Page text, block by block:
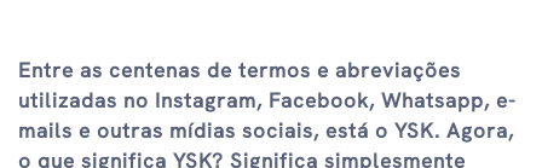
Entre as centenas de termos e abreviações
utilizadas no Instagram, Facebook, Whatsapp, e-
mails e outras mídias sociais, está o YSK. Agora,
o que significa YSK? Significa simplesmente